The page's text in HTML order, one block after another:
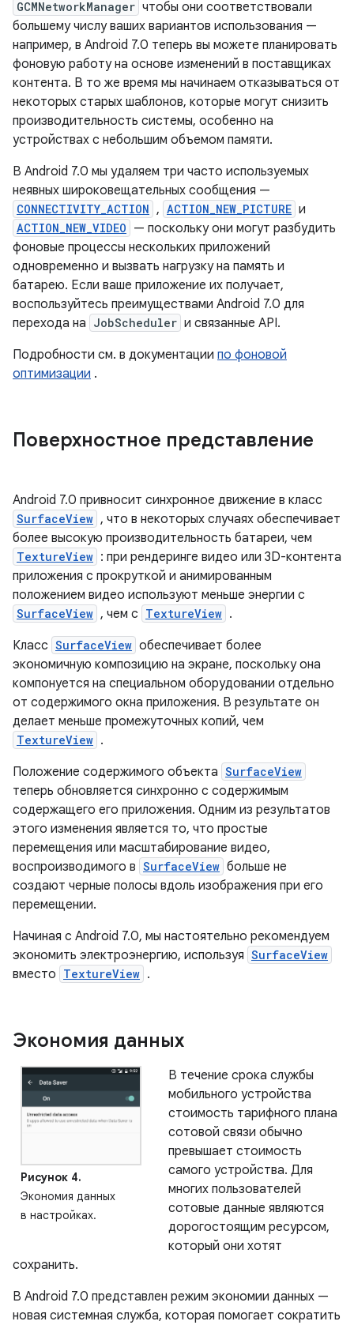
GCMNetworkManager чтобы они соответствовали
большему числу ваших вариантов использования —
например, в Android 7.0 теперь вы можете планировать
фоновую работу на основе изменений в поставщиках
контента. В то же время мы начинаем отказываться от
некоторых старых шаблонов, которые могут снизить
производительность системы, особенно на
устройствах с небольшим объемом памяти.
В Android 7.0 мы удаляем три часто используемых
неявных широковещательных сообщения —
CONNECTIVITY_ACTION , ACTION_NEW_PICTURE и
ACTION_NEW_VIDEO — поскольку они могут разбудить
фоновые процессы нескольких приложений
одновременно и вызвать нагрузку на память и
батарею. Если ваше приложение их получает,
воспользуйтесь преимуществами Android 7.0 для
перехода на JobScheduler и связанные API.
Подробности см. в документации по фоновой
оптимизации .
Поверхностное представление
Android 7.0 привносит синхронное движение в класс
SurfaceView , что в некоторых случаях обеспечивает
более высокую производительность батареи, чем
TextureView : при рендеринге видео или 3D-контента
приложения с прокруткой и анимированным
положением видео используют меньше энергии с
SurfaceView , чем с TextureView .
Класс SurfaceView обеспечивает более
экономичную композицию на экране, поскольку она
компонуется на специальном оборудовании отдельно
от содержимого окна приложения. В результате он
делает меньше промежуточных копий, чем
TextureView .
Положение содержимого объекта SurfaceView
теперь обновляется синхронно с содержимым
содержащего его приложения. Одним из результатов
этого изменения является то, что простые
перемещения или масштабирование видео,
воспроизводимого в SurfaceView больше не
создают черные полосы вдоль изображения при его
перемещении.
Начиная с Android 7.0, мы настоятельно рекомендуем
экономить электроэнергию, используя SurfaceView
вместо TextureView .
Экономия данных
Рисунок 4.
Экономия данных
в настройках.
В течение срока службы
мобильного устройства
стоимость тарифного плана
сотовой связи обычно
превышает стоимость
самого устройства. Для
многих пользователей
сотовые данные являются
дорогостоящим ресурсом,
который они хотят
сохранить.
В Android 7.0 представлен режим экономии данных —
новая системная служба, которая помогает сократить